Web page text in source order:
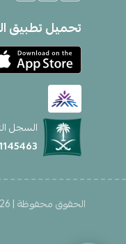
تحميل تطبيق
السجل
الحقوق محفوظة | 2026